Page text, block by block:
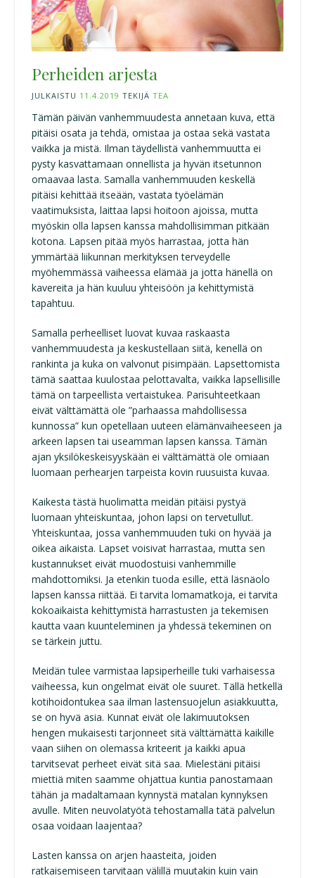
Perheiden arjesta
JULKAISTU 11.4.2019 TEKIJÄ TEA
Tämän päivän vanhemmuudesta annetaan kuva, että
pitäisi osata ja tehdä, omistaa ja ostaa sekä vastata
vaikka ja mistä. Ilman täydellistä vanhemmuutta ei
pysty kasvattamaan onnellista ja hyvän itsetunnon
omaavaa lasta. Samalla vanhemmuuden keskellä
pitäisi kehittää itseään, vastata työelämän
vaatimuksista, laittaa lapsi hoitoon ajoissa, mutta
myöskin olla lapsen kanssa mahdollisimman pitkään
kotona. Lapsen pitää myös harrastaa, jotta hän
ymmärtää liikunnan merkityksen terveydelle
myöhemmässä vaiheessa elämää ja jotta hänellä on
kavereita ja hän kuuluu yhteisöön ja kehittymistä
tapahtuu.
Samalla perheelliset luovat kuvaa raskaasta
vanhemmuudesta ja keskustellaan siitä, kenellä on
rankinta ja kuka on valvonut pisimpään. Lapsettomista
tämä saattaa kuulostaa pelottavalta, vaikka lapsellisille
tämä on tarpeellista vertaistukea. Parisuhteetkaan
eivät välttämättä ole ”parhaassa mahdollisessa
kunnossa” kun opetellaan uuteen elämänvaiheeseen ja
arkeen lapsen tai useamman lapsen kanssa. Tämän
ajan yksilökeskeisyyskään ei välttämättä ole omiaan
luomaan perhearjen tarpeista kovin ruusuista kuvaa.
Kaikesta tästä huolimatta meidän pitäisi pystyä
luomaan yhteiskuntaa, johon lapsi on tervetullut.
Yhteiskuntaa, jossa vanhemmuuden tuki on hyvää ja
oikea aikaista. Lapset voisivat harrastaa, mutta sen
kustannukset eivät muodostuisi vanhemmille
mahdottomiksi. Ja etenkin tuoda esille, että läsnäolo
lapsen kanssa riittää. Ei tarvita lomamatkoja, ei tarvita
kokoaikaista kehittymistä harrastusten ja tekemisen
kautta vaan kuunteleminen ja yhdessä tekeminen on
se tärkein juttu.
Meidän tulee varmistaa lapsiperheille tuki varhaisessa
vaiheessa, kun ongelmat eivät ole suuret. Tällä hetkellä
kotihoidontukea saa ilman lastensuojelun asiakkuutta,
se on hyvä asia. Kunnat eivät ole lakimuutoksen
hengen mukaisesti tarjonneet sitä välttämättä kaikille
vaan siihen on olemassa kriteerit ja kaikki apua
tarvitsevat perheet eivät sitä saa. Mielestäni pitäisi
miettiä miten saamme ohjattua kuntia panostamaan
tähän ja madaltamaan kynnystä matalan kynnyksen
avulle. Miten neuvolatyötä tehostamalla tätä palvelun
osaa voidaan laajentaa?
Lasten kanssa on arjen haasteita, joiden
ratkaisemiseen tarvitaan välillä muutakin kuin vain